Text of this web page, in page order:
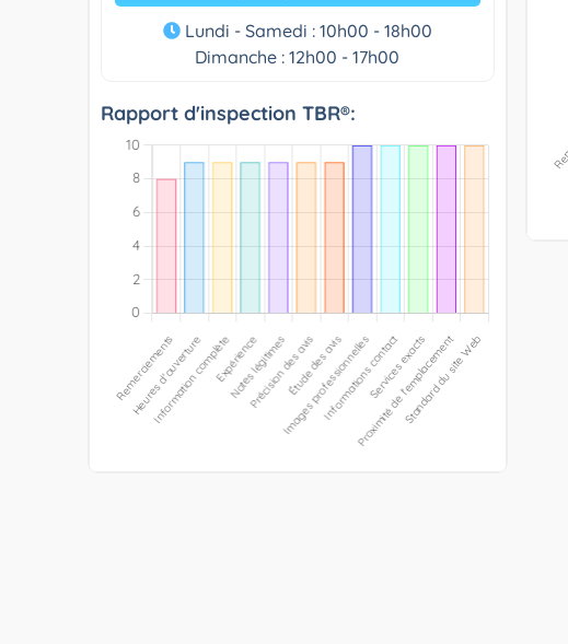
Lundi - Samedi : 10h00 - 18h00
Dimanche : 12h00 - 17h00
Rapport d'inspection TBR®: